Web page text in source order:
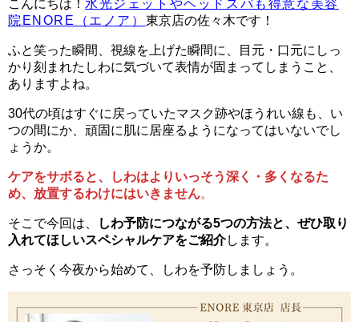
こんにちは！ 水光ジェットやヘッドスパも得意な美容
院ENORE（エノア） 東京店の佐々木です！
ふと笑った瞬間、視線を上げた瞬間に、目元・口元にしっ
かり刻まれたしわに気づいて表情が固まってしまうこと、
ありますよね。
30代の頃はすぐに戻っていたマスク跡やほうれい線も、い
つの間にか、頑固に肌に居座るようになってはいないでし
ょうか。
ケアをサボると、しわはよりいっそう深く・多くなるた
め、放置するわけにはいきません。
そこで今回は、
しわ予防につながる5つの方法と、ぜひ取り
入れてほしいスペシャルケアをご紹介します。
さっそく今夜から始めて、しわを予防しましょう。